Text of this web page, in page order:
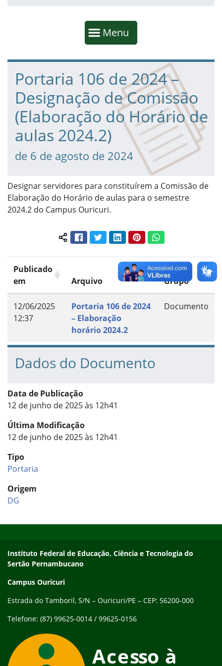
Mostrar
Menu
Fim da navegação
Início do conteúdo
Portaria 106 de 2024 –
Designação de Comissão
(Elaboração do Horário de
aulas 2024.2)
de 6 de agosto de 2024
Designar servidores para constituírem a Comissão de
Elaboração do Horário de aulas para o semestre
2024.2 do Campus Ouricuri.
Compartilhar conteúdo:
FacebookTwitterLinkedInPinterestWhatsApp
Publicado
em
Arquivo Grupo
12/06/2025
12:37
Portaria 106 de 2024
– Elaboração
horário 2024.2
Documento
Dados do Documento
Data de Publicação
12 de junho de 2025 às 12h41
Última Modificação
12 de junho de 2025 às 12h41
Tipo
Portaria
Origem
DG
Endereço
Instituto Federal de Educação, Ciência e Tecnologia do
Sertão Pernambucano
Campus Ouricuri
Estrada do Tamboril, S/N – Ouricuri/PE – CEP: 56200-000
Telefone: (87) 99625-0014 / 99625-0156